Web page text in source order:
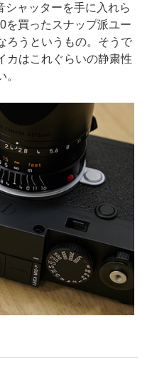
シャッターを手に入れら
を買ったスナップ派ユー
ろうというもの。そうで
カはこれぐらいの静粛性